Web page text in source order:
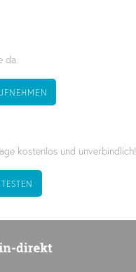
da.
kostenlos und unverbindlich!